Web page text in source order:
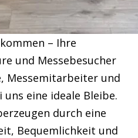
– Ihre
und Messebesucher
Messemitarbeiter und
eine ideale Bleibe.
durch eine
Bequemlichkeit und